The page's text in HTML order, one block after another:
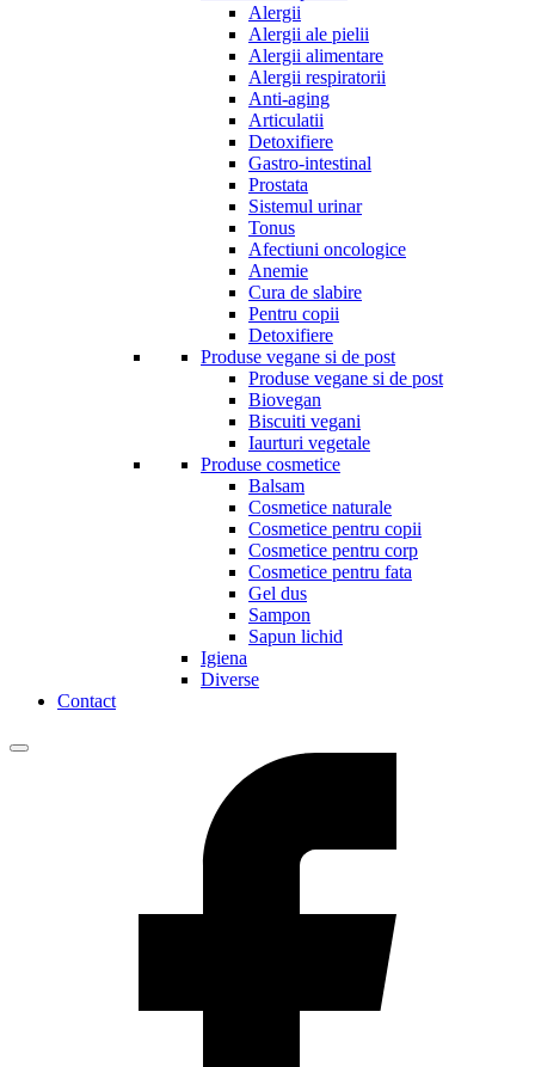
Alergii
Alergii ale pielii
Alergii alimentare
Alergii respiratorii
Anti-aging
Articulatii
Detoxifiere
Gastro-intestinal
Prostata
Sistemul urinar
Tonus
Afectiuni oncologice
Anemie
Cura de slabire
Pentru copii
Detoxifiere
Produse vegane si de post
Produse vegane si de post
Biovegan
Biscuiti vegani
Iaurturi vegetale
Produse cosmetice
Balsam
Cosmetice naturale
Cosmetice pentru copii
Cosmetice pentru corp
Cosmetice pentru fata
Gel dus
Sampon
Sapun lichid
Igiena
Diverse
Contact